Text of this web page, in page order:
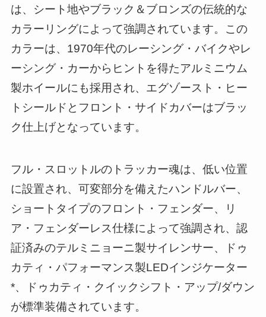
は、シート地やブラック＆ブロンズの伝統的な
カラーリングによって強調されています。この
カラーは、1970年代のレーシング・バイクやレ
ーシング・カーからヒントを得たアルミニウム
製ホイールにも採用され、エグゾースト・ヒー
トシールドとフロント・サイドカバーはブラッ
ク仕上げとなっています。
フル・スロットルのトラッカー魂は、低い位置
に設置され、可変部分を備えたハンドルバー、
ショートタイプのフロント・フェンダー、リ
ア・フェンダーレス仕様によって強調され、認
証済みのテルミニョーニ製サイレンサー、ドゥ
カティ・パフォーマンス製LEDインジケーター
*、ドゥカティ・クイックシフト・アップ/ダウン
が標準装備されています。